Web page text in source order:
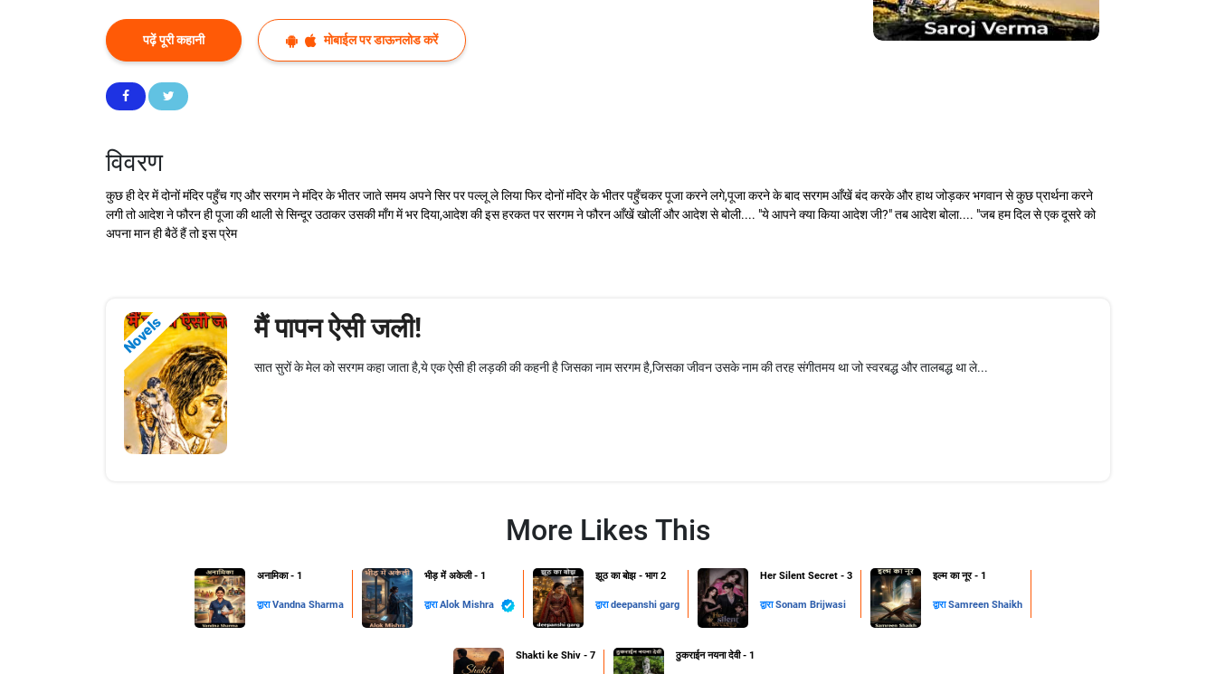
पढ़ें पूरी कहानी मोबाईल पर डाऊनलोड करें
विवरण
कुछ ही देर में दोनों मंदिर पहुँच गए और सरगम ने मंदिर के भीतर जाते समय अपने सिर पर पल्लू ले लिया फिर दोनों मंदिर के भीतर पहुँचकर पूजा करने लगे,पूजा करने के बाद सरगम आँखें बंद करके और हाथ जोड़कर भगवान से कुछ प्रार्थना करने
लगी तो आदेश ने फौरन ही पूजा की थाली से सिन्दूर उठाकर उसकी माँग में भर दिया,आदेश की इस हरकत पर सरगम ने फौरन आँखें खोलीं और आदेश से बोली.... "ये आपने क्या किया आदेश जी?" तब आदेश बोला.... "जब हम दिल से एक दूसरे को
अपना मान ही बैठें हैं तो इस प्रेम
Novels मैं पापन ऐसी जली!
सात सुरों के मेल को सरगम कहा जाता है,ये एक ऐसी ही लड़की की कहनी है जिसका नाम सरगम है,जिसका जीवन उसके नाम की तरह संगीतमय था जो स्वरबद्ध और तालबद्ध था ले...
More Likes This
अनामिका - 1
द्वाराVandna Sharma
भीड़ में अकेली - 1
द्वाराAlok Mishra
झूठ का बोझ - भाग 2
द्वाराdeepanshi garg
Her Silent Secret - 3
द्वाराSonam Brijwasi
इल्म का नूर - 1
द्वाराSamreen Shaikh
Shakti ke Shiv - 7 ठुकराईन नयना देवी - 1